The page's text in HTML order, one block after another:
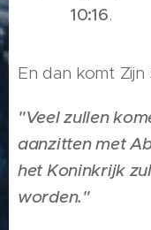
10:16.
En dan komt
"Veel zullen
aanzitten met
het Koninkrijk
worden."